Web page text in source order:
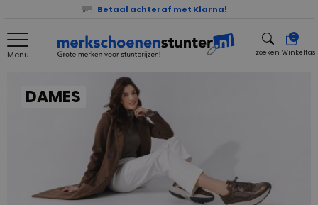
Betaal achteraf met Klarna!
Menu zoeken
0
Winkeltas
DAMES